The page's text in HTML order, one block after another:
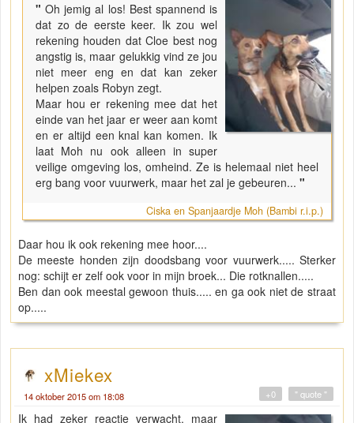
"Oh jemig al los! Best spannend is
dat zo de eerste keer. Ik zou wel
rekening houden dat Cloe best nog
angstig is, maar gelukkig vind ze jou
niet meer eng en dat kan zeker
helpen zoals Robyn zegt.
Maar hou er rekening mee dat het
einde van het jaar er weer aan komt
en er altijd een knal kan komen. Ik
laat Moh nu ook alleen in super
veilige omgeving los, omheind. Ze is helemaal niet heel
erg bang voor vuurwerk, maar het zal je gebeuren... "
Ciska en Spanjaardje Moh (Bambi r.i.p.)
Daar hou ik ook rekening mee hoor....
De meeste honden zijn doodsbang voor vuurwerk..... Sterker
nog: schijt er zelf ook voor in mijn broek... Die rotknallen.....
Ben dan ook meestal gewoon thuis..... en ga ook niet de straat
op.....
xMiekex
14 oktober 2015 om 18:08 " quote "
+0
Ik had zeker reactie verwacht, maar